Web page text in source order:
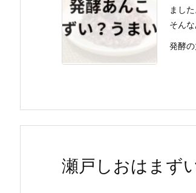
ました
そん
発酵
瀬戸しおはまず